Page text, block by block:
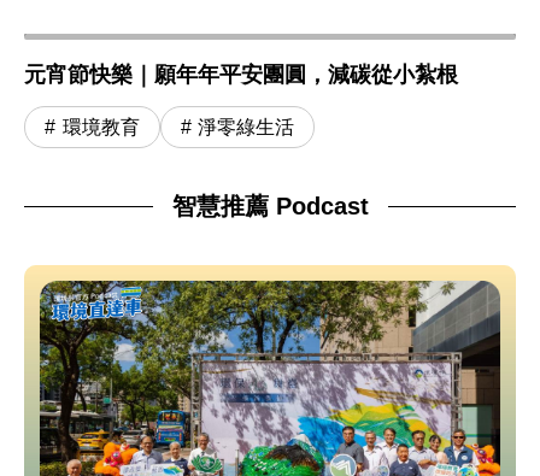
元宵節快樂｜願年年平安團圓，減碳從小紮根
環境教育 淨零綠生活
智慧推薦 Podcast